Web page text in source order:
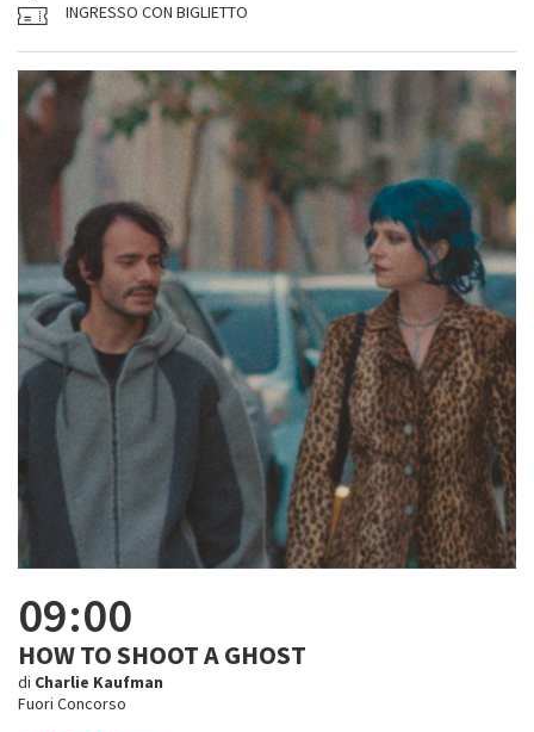
INGRESSO CON BIGLIETTO
09:00
HOW TO SHOOT A GHOST
di Charlie Kaufman
Fuori Concorso